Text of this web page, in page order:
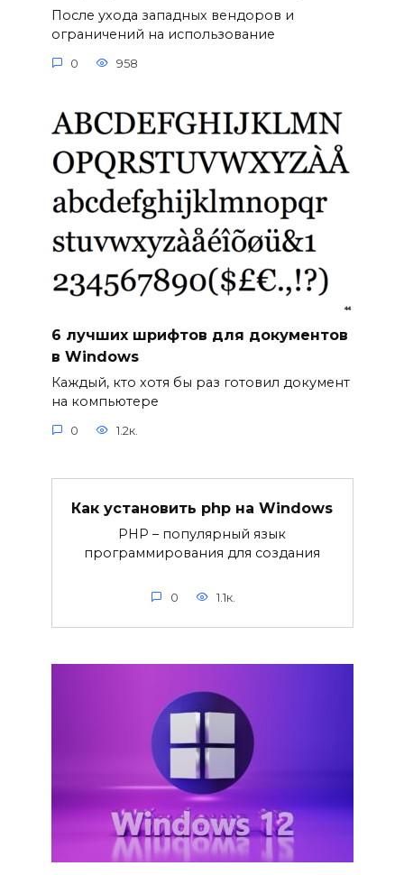
После ухода западных вендоров и
ограничений на использование
0 958
6 лучших шрифтов для документов
в Windows
Каждый, кто хотя бы раз готовил документ
на компьютере
0 1.2к.
Как установить php на Windows
PHP – популярный язык
программирования для создания
0 1.1к.